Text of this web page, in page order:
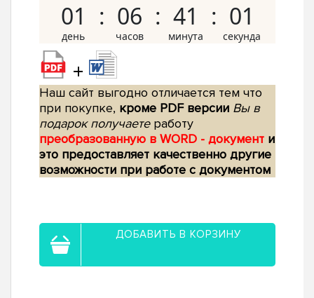
01 06 41 00
+
Наш сайт выгодно отличается тем что
при покупке, кроме PDF версии Вы в
подарок получаетеработу
преобразованную в WORD - документ и
это предоставляет качественно другие
возможности при работе с документом
ДОБАВИТЬ В КОРЗИНУ